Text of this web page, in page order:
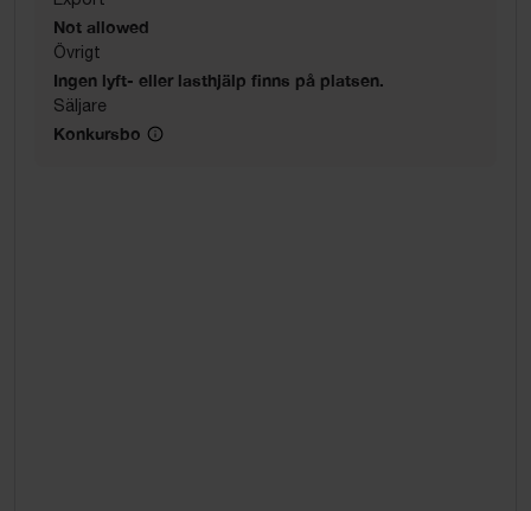
Not allowed
Övrigt
Ingen lyft- eller lasthjälp finns på platsen.
Säljare
Konkursbo